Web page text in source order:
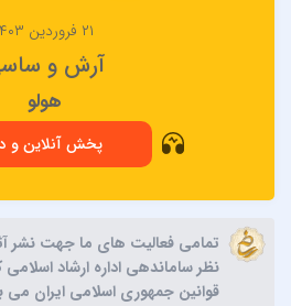
۲۱ فروردین ۱۴۰۳
آرش و
هولو
پخش آنلاین و
تمامی فعالیت های ما جهت نشر
نظر ساماندهی اداره ارشاد اسلامی
قوانین جمهوری اسلامی ایران می